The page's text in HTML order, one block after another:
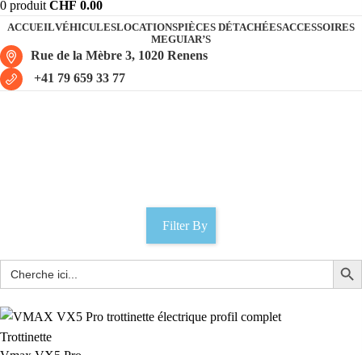
0 produit CHF 0.00
ACCUEILVÉHICULESLOCATIONSPIÈCES DÉTACHÉESACCESSOIRES
MEGUIAR’S
Rue de la Mèbre 3, 1020 Renens
+41 79 659 33 77
Filter By
Trottinette